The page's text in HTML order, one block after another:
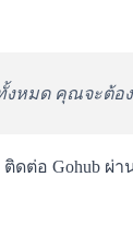
งหมด คุณจะต้อ
อ Gohub ผ่าน